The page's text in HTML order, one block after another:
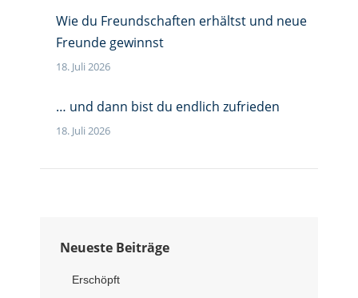
Wie du Freundschaften erhältst und neue
Freunde gewinnst
18. Juli 2026
… und dann bist du endlich zufrieden
18. Juli 2026
Neueste Beiträge
Erschöpft